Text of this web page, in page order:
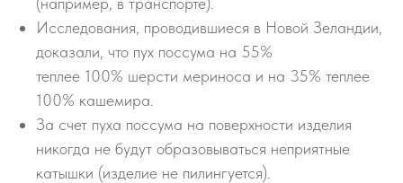
Исследования, проводившиеся в Новой Зеландии,
доказали, что пух поссума на 55%
теплее 100% шерсти мериноса и на 35% теплее
100% кашемира.
За счет пуха поссума на поверхности изделия
никогда не будут образовываться неприятные
катышки (изделие не пилингуется).